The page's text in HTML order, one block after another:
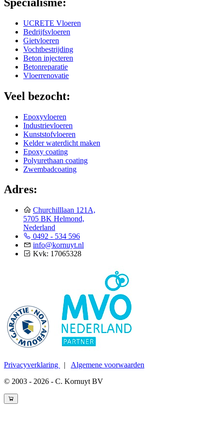
UCRETE Vloeren
Bedrijfsvloeren
Gietvloeren
Vochtbestrijding
Beton injecteren
Betonreparatie
Vloerrenovatie
Veel bezocht:
Epoxyvloeren
Industrievloeren
Kunststofvloeren
Kelder waterdicht maken
Epoxy coating
Polyurethaan coating
Zwembadcoating
Adres:
Churchilllaan 121A,
5705 BK Helmond,
Nederland
0492 - 534 596
info@kornuyt.nl
Kvk: 17065328
Privacyverklaring | Algemene voorwaarden
© 2003 - 2026 - C. Kornuyt BV